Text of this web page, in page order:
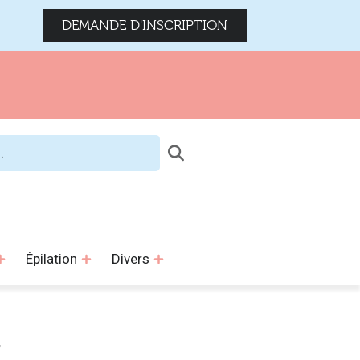
DEMANDE D'INSCRIPTION
Épilation Divers